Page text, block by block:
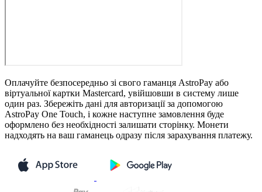
Оплачуйте безпосередньо зі свого гаманця AstroPay або
віртуальної картки Mastercard, увійшовши в систему лише
один раз. Збережіть дані для авторизації за допомогою
AstroPay One Touch, і кожне наступне замовлення буде
оформлено без необхідності залишати сторінку. Монети
надходять на ваш гаманець одразу після зарахування платежу.